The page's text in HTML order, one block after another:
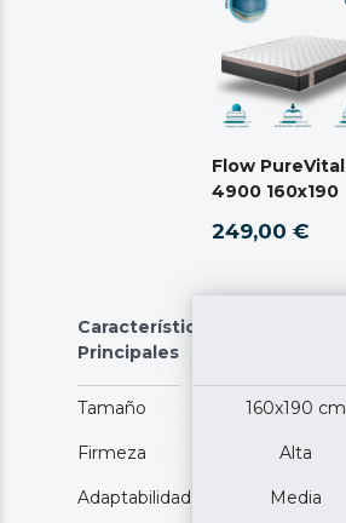
Flow PureVital
4900 160x190
249,00 €
Características
Principales
Tamaño 160x190 cm
Firmeza Alta
Adaptabilidad Media